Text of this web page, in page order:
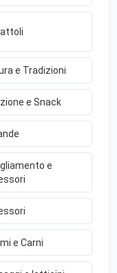
e Tradizioni
e Snack
e
e Carni